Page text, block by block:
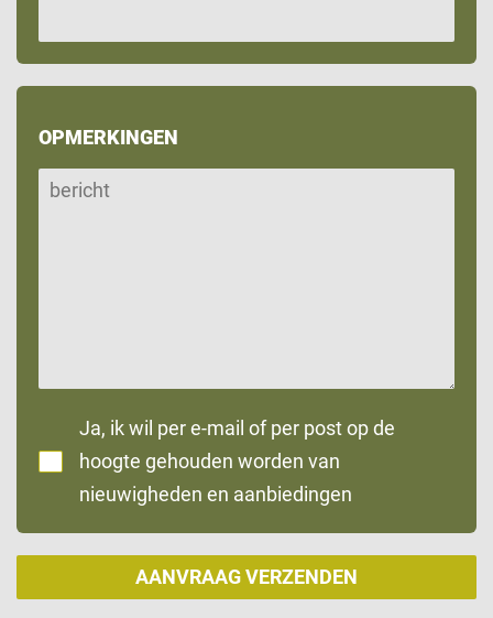
OPMERKINGEN
Ja, ik wil per e-mail of per post op de
hoogte gehouden worden van
nieuwigheden en aanbiedingen